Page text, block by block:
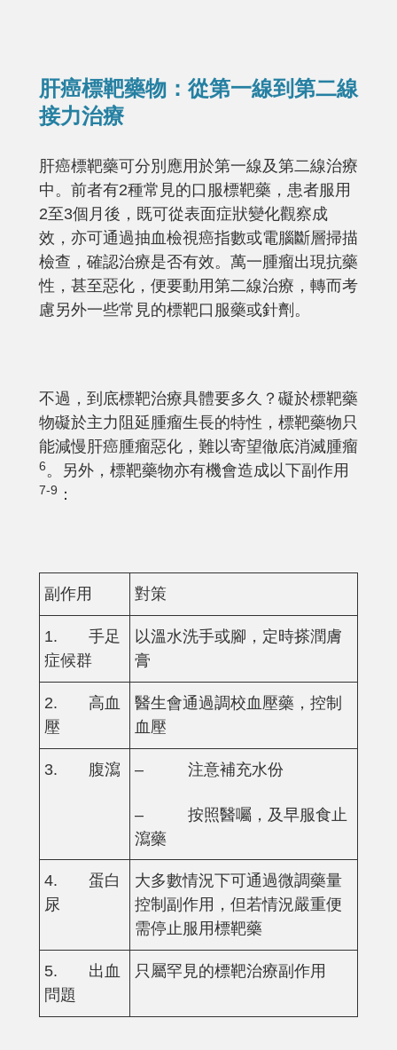
肝癌標靶藥物：從第一線到第二線
接力治療
肝癌標靶藥可分別應用於第一線及第二線治療
中。前者有2種常見的口服標靶藥，患者服用
2至3個月後，既可從表面症狀變化觀察成
效，亦可通過抽血檢視癌指數或電腦斷層掃描
檢查，確認治療是否有效。萬一腫瘤出現抗藥
性，甚至惡化，便要動用第二線治療，轉而考
慮另外一些常見的標靶口服藥或針劑。
不過，到底標靶治療具體要多久？礙於標靶藥
物礙於主力阻延腫瘤生長的特性，標靶藥物只
能減慢肝癌腫瘤惡化，難以寄望徹底消滅腫瘤
6。另外，標靶藥物亦有機會造成以下副作用
7-9 ：
副作用 對策
1. 手足
症候群
以溫水洗手或腳，定時搽潤膚
膏
2. 高血
壓
醫生會通過調校血壓藥，控制
血壓
3. 腹瀉 – 注意補充水份
– 按照醫囑，及早服食止
瀉藥
4. 蛋白
尿
大多數情況下可通過微調藥量
控制副作用，但若情況嚴重便
需停止服用標靶藥
5. 出血
問題
只屬罕見的標靶治療副作用